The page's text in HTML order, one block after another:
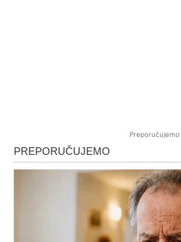
Preporučujemo